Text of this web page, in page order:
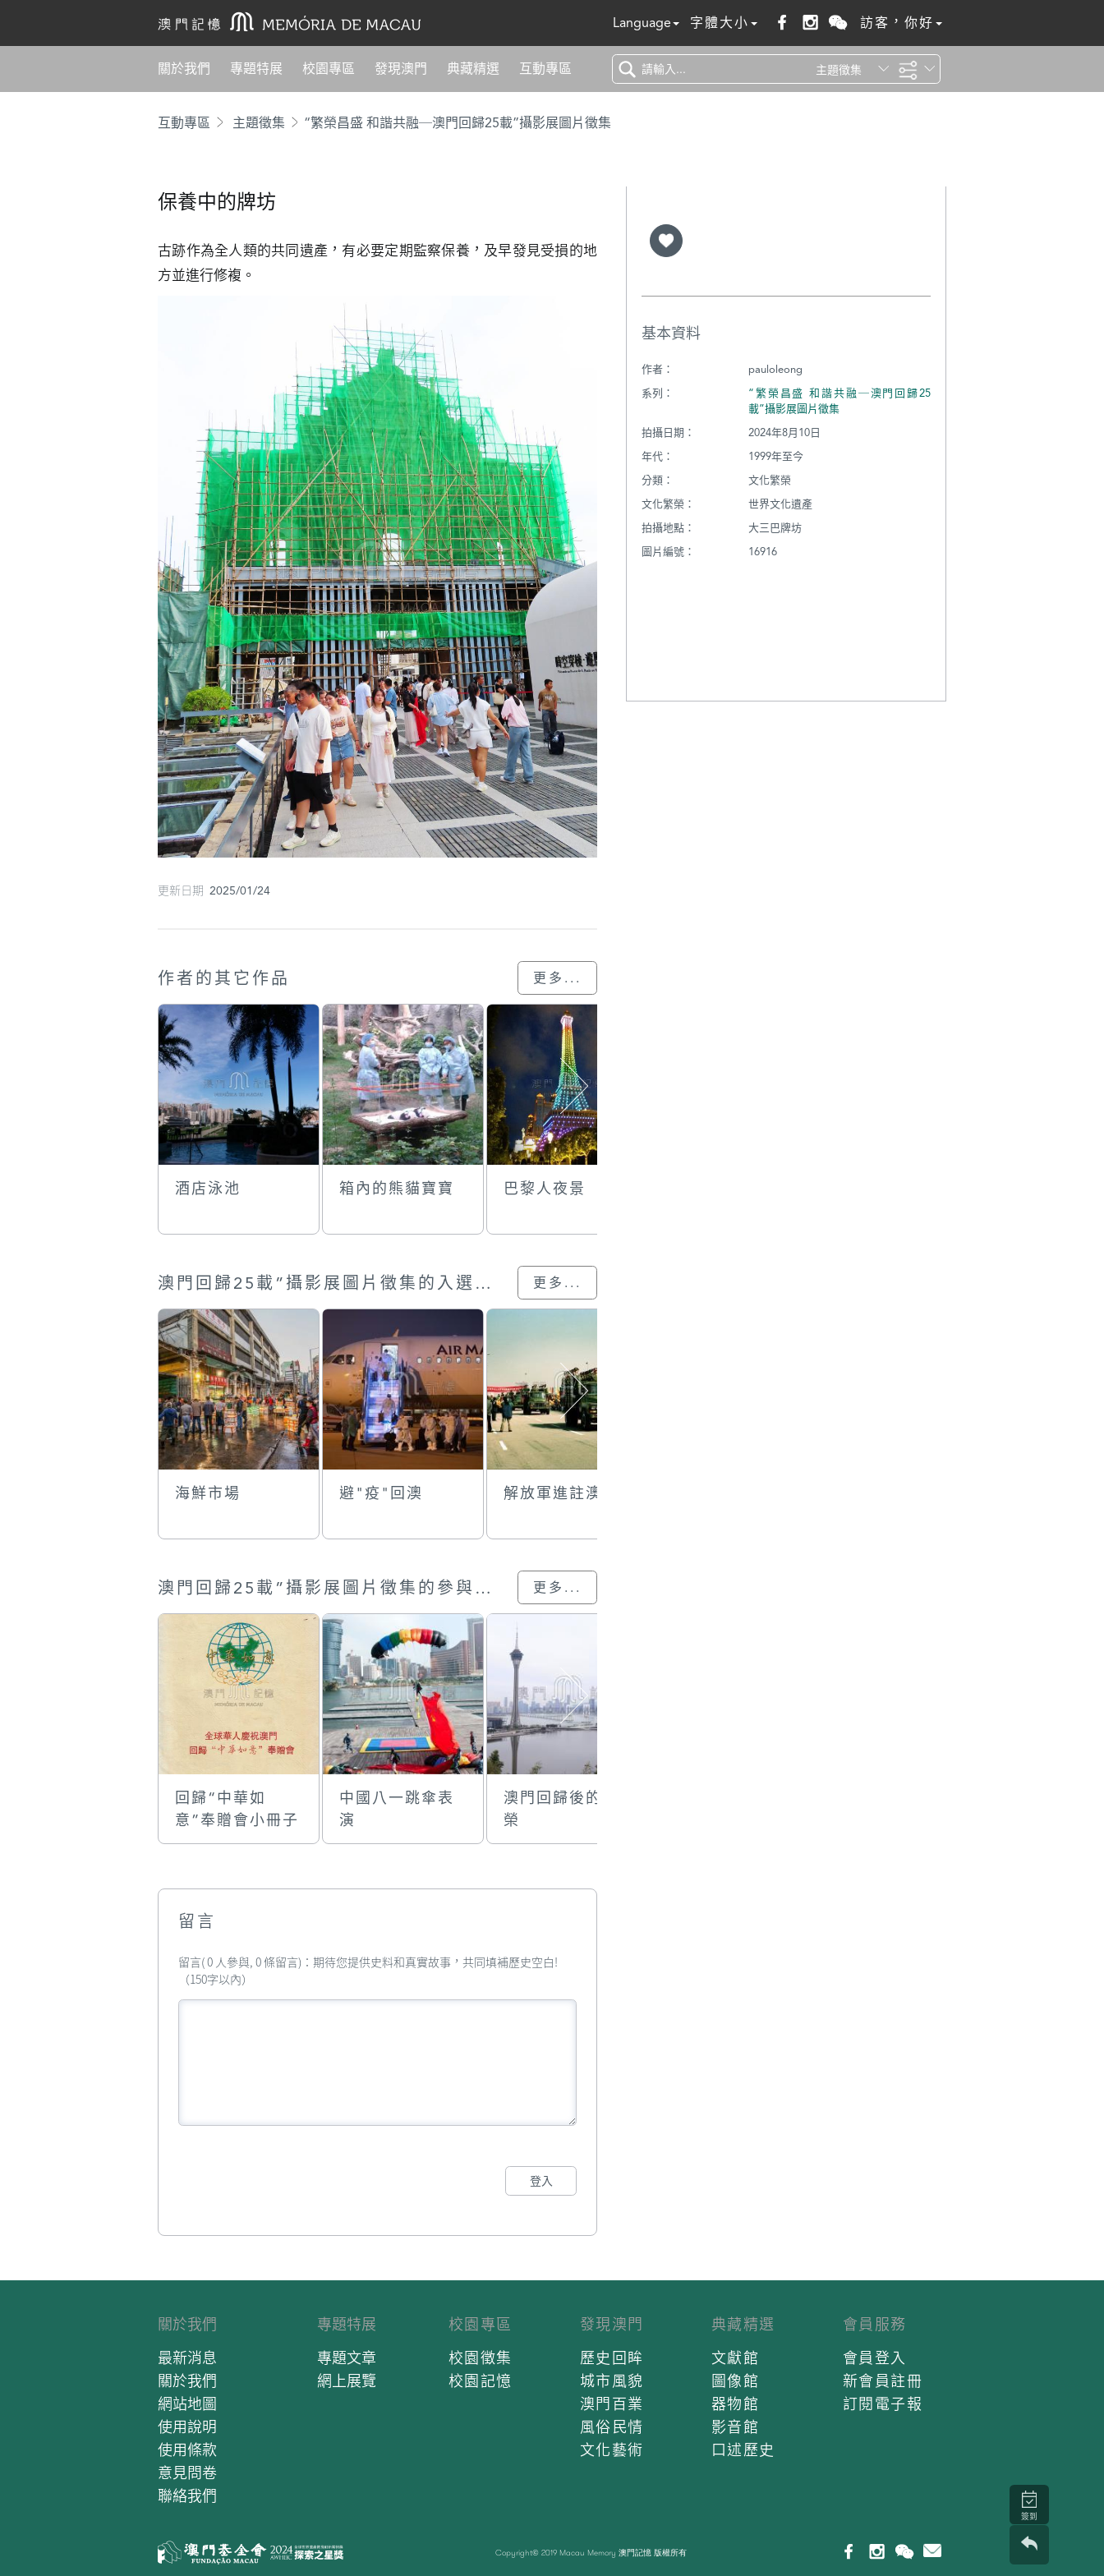
Language 字體大小 訪客，你好
關於我們 專題特展 校園專區 發現澳門 典藏精選 互動專區 主題徵集
互動專區 主題徵集 “繁榮昌盛 和諧共融─澳門回歸25載”攝影展圖片徵集
保養中的牌坊
古跡作為全人類的共同遺產，有必要定期監察保養，及早發見受損的地
方並進行修複。
更新日期 2025/01/24
作者的其它作品 更多...
酒店泳池 箱內的熊貓寶寶 巴黎人夜景
澳門回歸25載”攝影展圖片徵集的入選作品 更多...
海鮮市場 避"疫"回澳 解放軍進註澳門
澳門回歸25載”攝影展圖片徵集的參與作品 更多...
回歸“中華如
意”奉贈會小冊子
中國八一跳傘表
演
澳門回歸後的繁
榮
留言
留言( 0 人參與, 0 條留言)：期待您提供史料和真實故事，共同填補歷史空白!
（150字以內）
登入
基本資料
作者：
pauloleong
系列：
“繁榮昌盛 和諧共融─澳門回歸25
載”攝影展圖片徵集
拍攝日期：
2024年8月10日
年代：
1999年至今
分類：
文化繁榮
文化繁榮：
世界文化遺產
拍攝地點：
大三巴牌坊
圖片編號：
16916
關於我們
最新消息
關於我們
網站地圖
使用說明
使用條款
意見問卷
聯絡我們
專題特展
專題文章
網上展覽
校園專區
校園徵集
校園記憶
發現澳門
歷史回眸
城市風貌
澳門百業
風俗民情
文化藝術
典藏精選
文獻館
圖像館
器物館
影音館
口述歷史
會員服務
會員登入
新會員註冊
訂閱電子報
Copyright© 2019 Macau Memory 澳門記憶 版權所有
簽到